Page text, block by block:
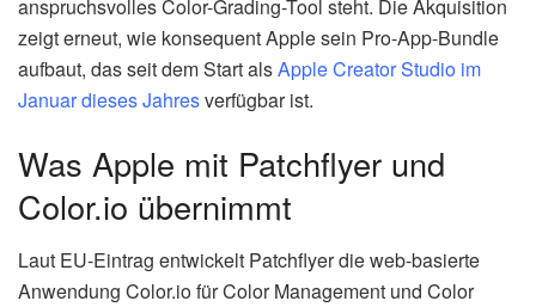
anspruchsvolles Color-Grading-Tool steht. Die Akquisition
zeigt erneut, wie konsequent Apple sein Pro-App-Bundle
aufbaut, das seit dem Start alsApple Creator Studio im
Januar dieses Jahresverfügbar ist.
Was Apple mit Patchflyer und
Color.io übernimmt
Laut EU-Eintrag entwickelt Patchflyer die web-basierte
Anwendung Color.io für Color Management und Color